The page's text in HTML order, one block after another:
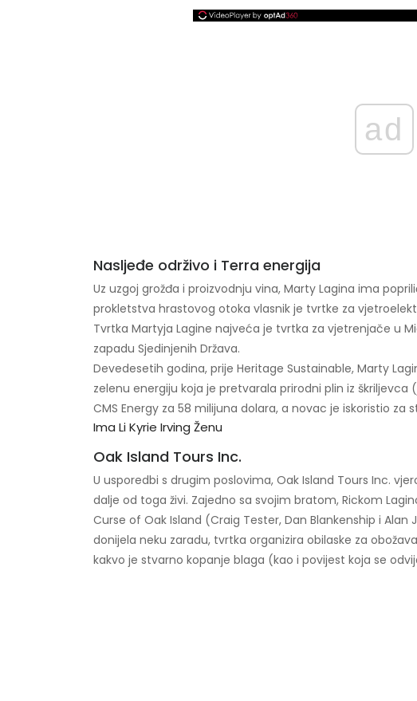
ad
Nasljeđe održivo i Terra energija
Uz uzgoj grožđa i proizvodnju vina, Marty Lagina ima
prokletstva hrastovog otoka vlasnik je tvrtke za
Tvrtka Martyja Lagine najveća je tvrtka za vjetrenjače u
zapadu Sjedinjenih Država.
Devedesetih godina, prije Heritage Sustainable, Marty
zelenu energiju koja je pretvarala prirodni plin iz
CMS Energy za 58 milijuna dolara, a novac je iskoristio za
Ima Li Kyrie Irving Ženu
Oak Island Tours Inc.
U usporedbi s drugim poslovima, Oak Island Tours Inc.
dalje od toga živi. Zajedno sa svojim bratom, Rickom
Curse of Oak Island (Craig Tester, Dan Blankenship i Alan
donijela neku zaradu, tvrtka organizira obilaske za
kakvo je stvarno kopanje blaga (kao i povijest koja se